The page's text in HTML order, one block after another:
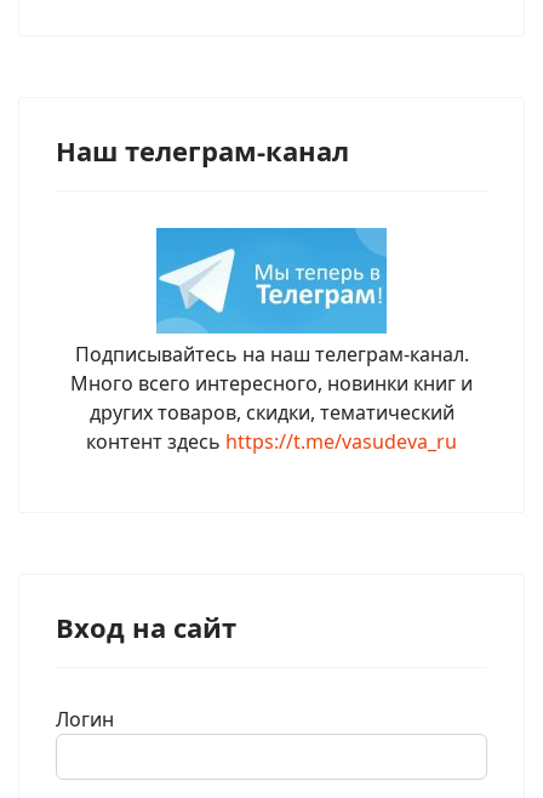
Наш телеграм-канал
Подписывайтесь на наш телеграм-канал.
Много всего интересного, новинки книг и
других товаров, скидки, тематический
контент здесь https://t.me/vasudeva_ru
Вход на сайт
Логин